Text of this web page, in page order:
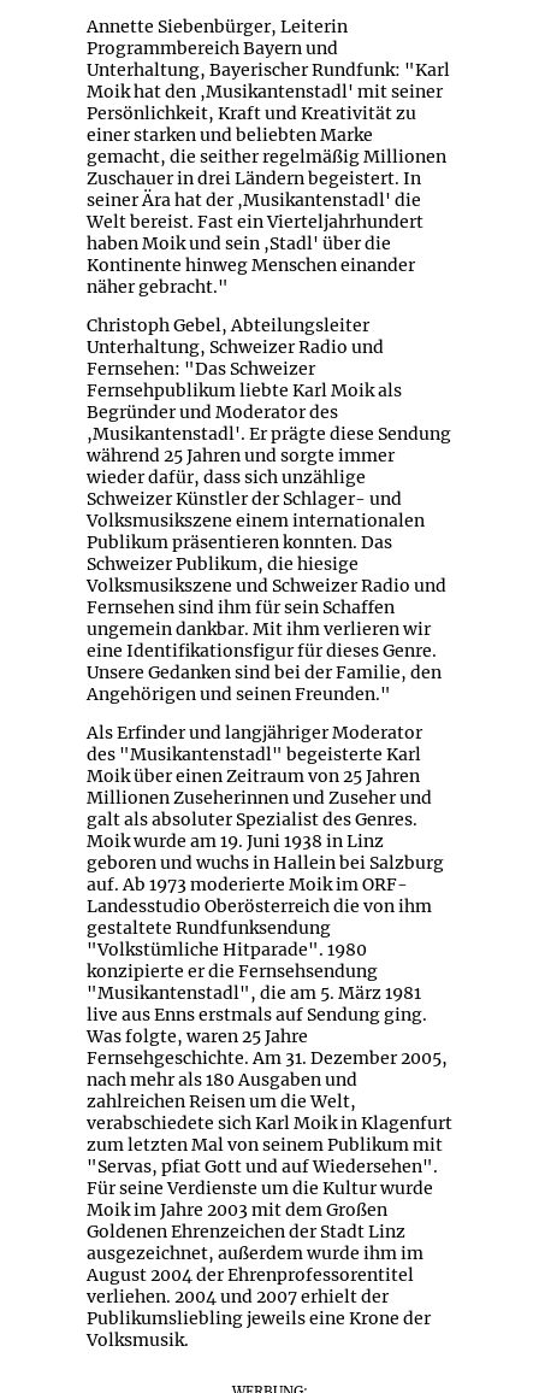
Annette Siebenbürger, Leiterin
Programmbereich Bayern und
Unterhaltung, Bayerischer Rundfunk: "Karl
Moik hat den ,Musikantenstadl' mit seiner
Persönlichkeit, Kraft und Kreativität zu
einer starken und beliebten Marke
gemacht, die seither regelmäßig Millionen
Zuschauer in drei Ländern begeistert. In
seiner Ära hat der ,Musikantenstadl' die
Welt bereist. Fast ein Vierteljahrhundert
haben Moik und sein ,Stadl' über die
Kontinente hinweg Menschen einander
näher gebracht."
Christoph Gebel, Abteilungsleiter
Unterhaltung, Schweizer Radio und
Fernsehen: "Das Schweizer
Fernsehpublikum liebte Karl Moik als
Begründer und Moderator des
,Musikantenstadl'. Er prägte diese Sendung
während 25 Jahren und sorgte immer
wieder dafür, dass sich unzählige
Schweizer Künstler der Schlager- und
Volksmusikszene einem internationalen
Publikum präsentieren konnten. Das
Schweizer Publikum, die hiesige
Volksmusikszene und Schweizer Radio und
Fernsehen sind ihm für sein Schaffen
ungemein dankbar. Mit ihm verlieren wir
eine Identifikationsfigur für dieses Genre.
Unsere Gedanken sind bei der Familie, den
Angehörigen und seinen Freunden."
Als Erfinder und langjähriger Moderator
des "Musikantenstadl" begeisterte Karl
Moik über einen Zeitraum von 25 Jahren
Millionen Zuseherinnen und Zuseher und
galt als absoluter Spezialist des Genres.
Moik wurde am 19. Juni 1938 in Linz
geboren und wuchs in Hallein bei Salzburg
auf. Ab 1973 moderierte Moik im ORF-
Landesstudio Oberösterreich die von ihm
gestaltete Rundfunksendung
"Volkstümliche Hitparade". 1980
konzipierte er die Fernsehsendung
"Musikantenstadl", die am 5. März 1981
live aus Enns erstmals auf Sendung ging.
Was folgte, waren 25 Jahre
Fernsehgeschichte. Am 31. Dezember 2005,
nach mehr als 180 Ausgaben und
zahlreichen Reisen um die Welt,
verabschiedete sich Karl Moik in Klagenfurt
zum letzten Mal von seinem Publikum mit
"Servas, pfiat Gott und auf Wiedersehen".
Für seine Verdienste um die Kultur wurde
Moik im Jahre 2003 mit dem Großen
Goldenen Ehrenzeichen der Stadt Linz
ausgezeichnet, außerdem wurde ihm im
August 2004 der Ehrenprofessorentitel
verliehen. 2004 und 2007 erhielt der
Publikumsliebling jeweils eine Krone der
Volksmusik.